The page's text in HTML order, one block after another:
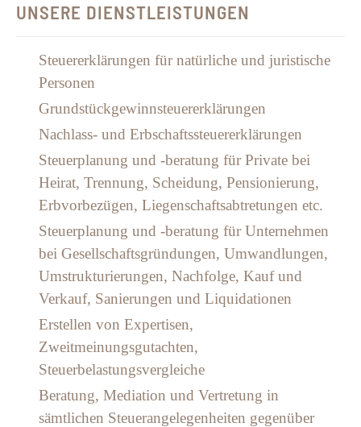
UNSERE DIENSTLEISTUNGEN
Steuererklärungen für natürliche und juristische
Personen
Grundstückgewinnsteuererklärungen
Nachlass- und Erbschaftssteuererklärungen
Steuerplanung und -beratung für Private bei
Heirat, Trennung, Scheidung, Pensionierung,
Erbvorbezügen, Liegenschaftsabtretungen etc.
Steuerplanung und -beratung für Unternehmen
bei Gesellschaftsgründungen, Umwandlungen,
Umstrukturierungen, Nachfolge, Kauf und
Verkauf, Sanierungen und Liquidationen
Erstellen von Expertisen,
Zweitmeinungsgutachten,
Steuerbelastungsvergleiche
Beratung, Mediation und Vertretung in
sämtlichen Steuerangelegenheiten gegenüber